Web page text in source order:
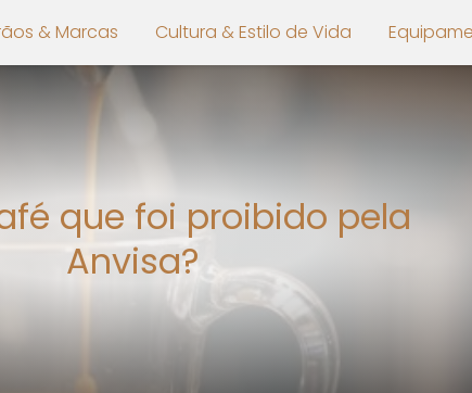
& Marcas Cultura & Estilo de Vida
que foi proibido pela
Anvisa?